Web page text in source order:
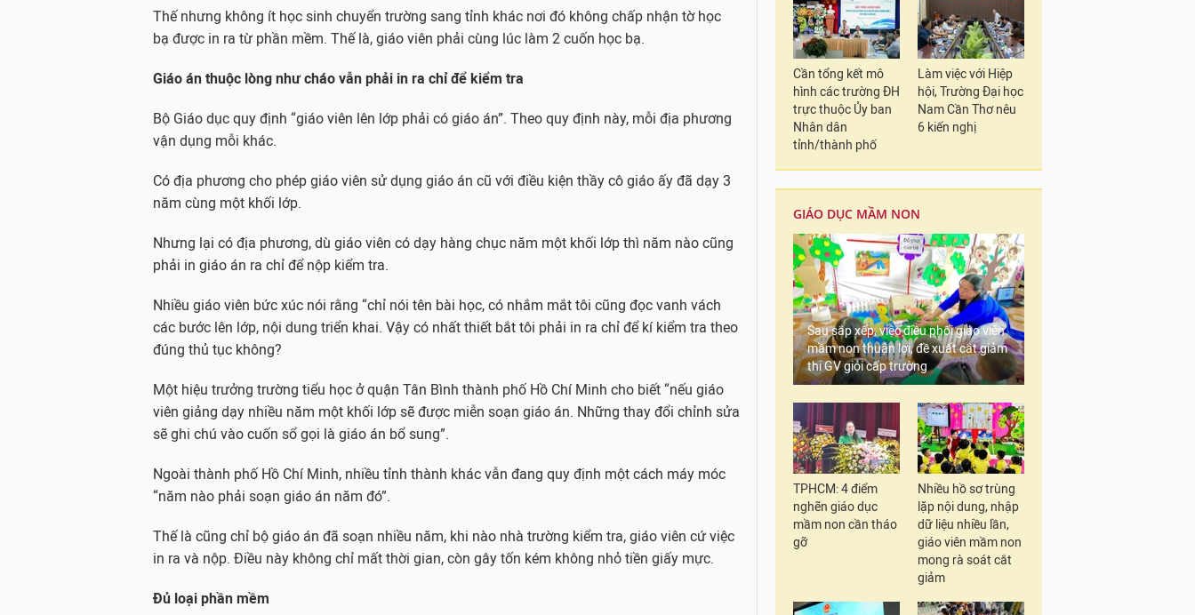
Thế nhưng không ít học sinh chuyển trường sang tỉnh khác nơi đó không chấp nhận tờ học
bạ được in ra từ phần mềm. Thế là, giáo viên phải cùng lúc làm 2 cuốn học bạ.
Giáo án thuộc lòng như cháo vẫn phải in ra chỉ để kiểm tra
Bộ Giáo dục quy định “giáo viên lên lớp phải có giáo án”. Theo quy định này, mỗi địa phương
vận dụng mỗi khác.
Có địa phương cho phép giáo viên sử dụng giáo án cũ với điều kiện thầy cô giáo ấy đã dạy 3
năm cùng một khối lớp.
Nhưng lại có địa phương, dù giáo viên có dạy hàng chục năm một khối lớp thì năm nào cũng
phải in giáo án ra chỉ để nộp kiểm tra.
Nhiều giáo viên bức xúc nói rằng “chỉ nói tên bài học, có nhắm mắt tôi cũng đọc vanh vách
các bước lên lớp, nội dung triển khai. Vậy có nhất thiết bắt tôi phải in ra chỉ để kí kiểm tra theo
đúng thủ tục không?
Một hiệu trưởng trường tiểu học ở quận Tân Bình thành phố Hồ Chí Minh cho biết “nếu giáo
viên giảng dạy nhiều năm một khối lớp sẽ được miễn soạn giáo án. Những thay đổi chỉnh sửa
sẽ ghi chú vào cuốn sổ gọi là giáo án bổ sung”.
Ngoài thành phố Hồ Chí Minh, nhiều tỉnh thành khác vẫn đang quy định một cách máy móc
“năm nào phải soạn giáo án năm đó”.
Thế là cũng chỉ bộ giáo án đã soạn nhiều năm, khi nào nhà trường kiểm tra, giáo viên cứ việc
in ra và nộp. Điều này không chỉ mất thời gian, còn gây tốn kém không nhỏ tiền giấy mực.
Đủ loại phần mềm
Cần tổng kết mô
hình các trường ĐH
trực thuộc Ủy ban
Nhân dân
tỉnh/thành phố
Làm việc với Hiệp
hội, Trường Đại học
Nam Cần Thơ nêu
6 kiến nghị
GIÁO DỤC MẦM NON
Sau sắp xếp, việc điều phối giáo viên
mầm non thuận lợi, đề xuất cắt giảm
thi GV giỏi cấp trường
TPHCM: 4 điểm
nghẽn giáo dục
mầm non cần tháo
gỡ
Nhiều hồ sơ trùng
lặp nội dung, nhập
dữ liệu nhiều lần,
giáo viên mầm non
mong rà soát cắt
giảm